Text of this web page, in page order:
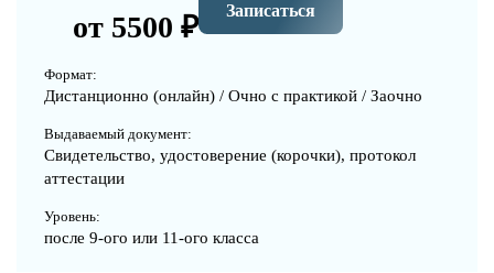
от 5500 ₽ Записаться
Формат:
Дистанционно (онлайн) / Очно с практикой / Заочно
Выдаваемый документ:
Свидетельство, удостоверение (корочки), протокол
аттестации
Уровень:
после 9-ого или 11-ого класса